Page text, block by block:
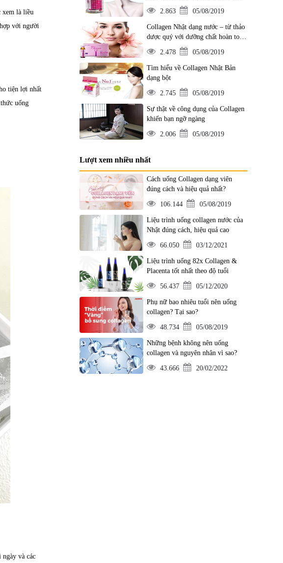
xem là liều
với người
tiện lợi nhất
uống
ngày và các
2.863 05/08/2019
Collagen Nhật dạng nước – từ thảo
dược quý với dưỡng chất hoàn toàn
từ thiên nhiên
2.478 05/08/2019
Tìm hiểu về Collagen Nhật Bản
dạng bột
2.745 05/08/2019
Sự thật về công dụng của Collagen
khiến bạn ngỡ ngàng
2.006 05/08/2019
Lượt xem nhiều nhất
Cách uống Collagen dạng viên
đúng cách và hiệu quả nhất?
106.144 05/08/2019
Liệu trình uống collagen nước của
Nhật đúng cách, hiệu quả cao
66.050 03/12/2021
Liệu trình uống 82x Collagen &
Placenta tốt nhất theo độ tuổi
56.437 05/12/2020
Phụ nữ bao nhiêu tuổi nên uống
collagen? Tại sao?
48.734 05/08/2019
Những bệnh không nên uống
collagen và nguyên nhân vì sao?
43.666 20/02/2022